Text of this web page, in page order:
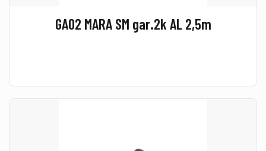
GA02 MARA SM gar.2k AL 2,5m